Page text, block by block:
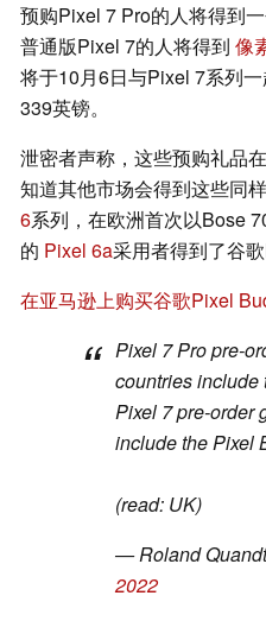
预购Pixel 7 Pro的人将得到
普通版Pixel 7的人将得到 像
将于10月6日与Pixel 7系列
339英镑。
泄密者声称，这些预购礼品
知道其他市场会得到这些同
6系列，在欧洲首次以Bose
的 Pixel 6a采用者得到了谷歌
在亚马逊上购买谷歌Pixel
Pixel 7 Pro pre-
countries include
Pixel 7 pre-order
include the Pixel
(read: UK)
— Roland
2022